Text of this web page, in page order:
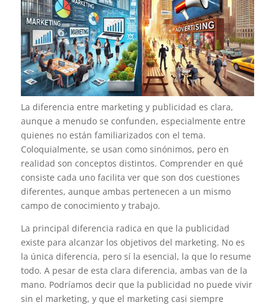
La diferencia entre marketing y publicidad es clara,
aunque a menudo se confunden, especialmente entre
quienes no están familiarizados con el tema.
Coloquialmente, se usan como sinónimos, pero en
realidad son conceptos distintos. Comprender en qué
consiste cada uno facilita ver que son dos cuestiones
diferentes, aunque ambas pertenecen a un mismo
campo de conocimiento y trabajo.
La principal diferencia radica en que la publicidad
existe para alcanzar los objetivos del marketing. No es
la única diferencia, pero sí la esencial, la que lo resume
todo. A pesar de esta clara diferencia, ambas van de la
mano. Podríamos decir que la publicidad no puede vivir
sin el marketing, y que el marketing casi siempre